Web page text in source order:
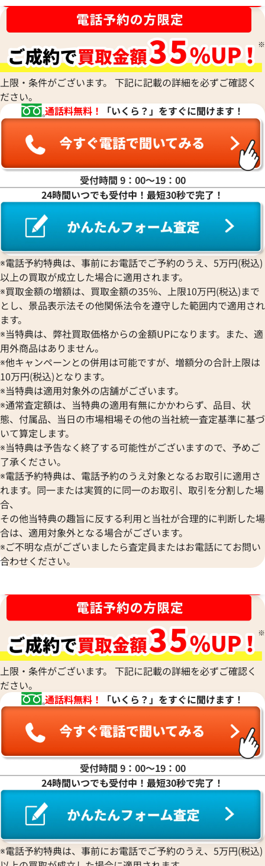
ルイ・ヴィトン ダミエアズール ネヴァー
フルGM トートバッグ N51108
参考買取価格
66,000円
2026年4月3日時点
ルイ・ヴィトン
マレMM ハンドバ
参考買取価格
66,000円
2026年4月17日時
ルイ・ヴィトン ダミエアズール サリナ
GM トートバッグ N41209
参考買取価格
64,000円
2025年12月17日時点
ルイ・ヴィトン
バッグ M58992
61,000円
2025年8月3日時点
ルイ・ヴィトン ダミエアンフィニ タダオ
PM トートバッグ N41269
参考買取価格
2026年6月3日時点
ルイ・ヴィトン
グ M92531
参考買取価格
2026年3月28日時
上限・条件がございます。 下記に記載の詳細を必ずご確認く
ださい。
通話料無料！
「いくら？」をすぐに聞けます！
受付時間 9：00〜19：00
24時間いつでも受付中！最短30秒で完了！
※電話予約特典は、事前にお電話でご予約のうえ、5万円(税込)
以上の買取が成立した場合に適用されます。
※買取金額の増額は、買取金額の35％、上限10万円(税込)まで
とし、景品表示法その他関係法令を遵守した範囲内で適用され
ます。
※当特典は、弊社買取価格からの金額UPになります。また、適
用外商品はありません。
※他キャンペーンとの併用は可能ですが、増額分の合計上限は
10万円(税込)となります。
※当特典は適用対象外の店舗がございます。
※通常査定額は、当特典の適用有無にかかわらず、品目、状
態、付属品、当日の市場相場その他の当社統一査定基準に基づ
いて算定します。
※当特典は予告なく終了する可能性がございますので、予めご
了承ください。
※電話予約特典は、電話予約のうえ対象となるお取引に適用さ
れます。同一または実質的に同一のお取引、取引を分割した場
合、
その他当特典の趣旨に反する利用と当社が合理的に判断した場
合は、適用対象外となる場合がございます。
※ご不明な点がございましたら査定員またはお電話にてお問い
合わせください。
上限・条件がございます。 下記に記載の詳細を必ずご確認く
ださい。
通話料無料！
「いくら？」をすぐに聞けます！
受付時間 9：00〜19：00
24時間いつでも受付中！最短30秒で完了！
※電話予約特典は、事前にお電話でご予約のうえ、5万円(税込)